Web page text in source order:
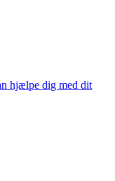
hjælpe dig med dit